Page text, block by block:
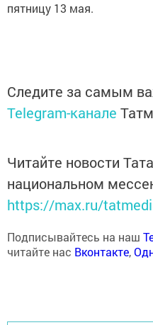
пятницу 13 мая.
Следите за самым
Telegram-канале
Читайте новости
национальном
https://max.ru/
Подписывайтесь на наш
читайте нас Вконтакте,